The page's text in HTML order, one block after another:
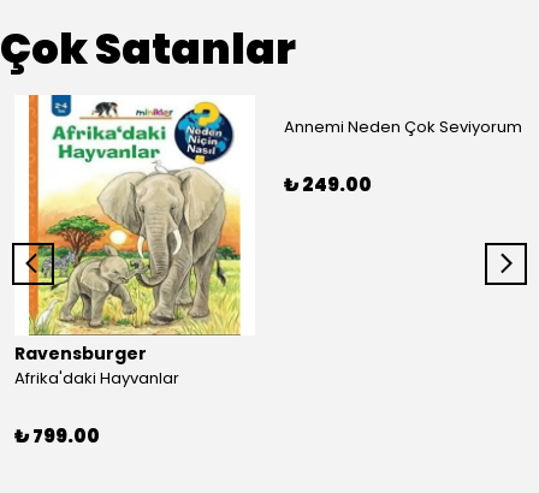
Çok Satanlar
Ravensburger
Afrika'daki Hayvanlar
₺ 799.00
Annemi Neden Çok Seviyorum
₺ 249.00